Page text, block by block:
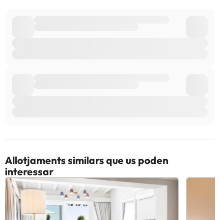
Allotjaments similars que us poden
interessar